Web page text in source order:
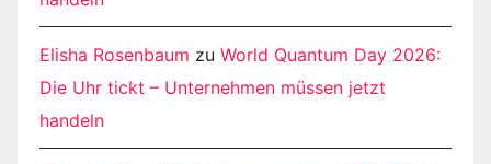
Elisha Rosenbaum zu World Quantum Day 2026:
Die Uhr tickt – Unternehmen müssen jetzt
handeln